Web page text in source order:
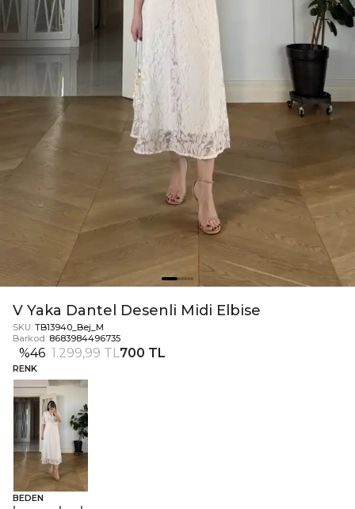
V Yaka Dantel Desenli Midi Elbise
SKU: TB13940_Bej_M
Barkod: 8683984496735
%46 1.299,99 TL700 TL
RENK
BEDEN